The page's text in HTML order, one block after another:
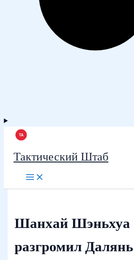
Тактический Штаб
Шанхай Шэньхуа
разгромил